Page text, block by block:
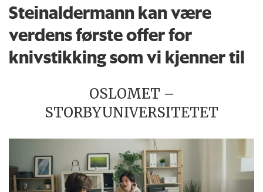
Steinaldermann kan være
verdens første offer for
knivstikking som vi kjenner til
OSLOMET –
STORBYUNIVERSITETET